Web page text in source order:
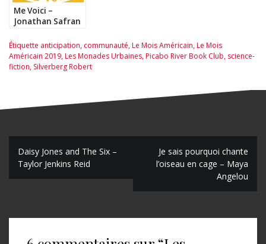
Me Voici –
Jonathan Safran
Étiquette anticipation, communauté,Le Mois Américain,Le Mois
Américain 2019,Les Monades Urbaines,Picabo River Book Club, science-
fiction, Silverberg Robert
N
a
i
Daisy Jones and The Six –
Taylor Jenkins Reid
Je sais pourquoi chante
l’oiseau en cage – Maya
Angelou